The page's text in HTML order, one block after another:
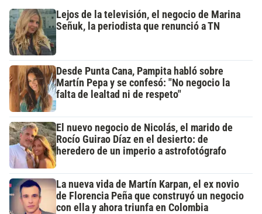
Lejos de la televisión, el negocio de Marina
Señuk, la periodista que renunció a TN
Desde Punta Cana, Pampita habló sobre
Martín Pepa y se confesó: "No negocio la
falta de lealtad ni de respeto"
El nuevo negocio de Nicolás, el marido de
Rocío Guirao Díaz en el desierto: de
heredero de un imperio a astrofotógrafo
La nueva vida de Martín Karpan, el ex novio
de Florencia Peña que construyó un negocio
con ella y ahora triunfa en Colombia